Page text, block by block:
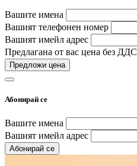
Вашите имена
Вашият телефонен номер
Вашият имейл адрес
Предлагана от вас цена без ДДС
Предложи цена
Абонирай се
Вашите имена
Вашият имейл адрес
Абонирай се